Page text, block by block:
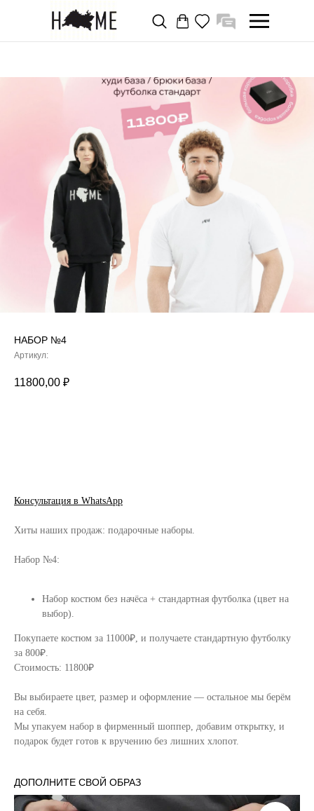
НАБОР №4
Артикул:
11800,00 ₽
Консультация в WhatsApp
Хиты наших продаж: подарочные наборы.
Набор №4:
Набор костюм без начёса + стандартная футболка (цвет на
выбор).
Покупаете костюм за 11000₽, и получаете стандартную футболку
за 800₽.
Стоимость: 11800₽
Вы выбираете цвет, размер и оформление — остальное мы берём
на себя.
Мы упакуем набор в фирменный шоппер, добавим открытку, и
подарок будет готов к вручению без лишних хлопот.
ДОПОЛНИТЕ СВОЙ ОБРАЗ